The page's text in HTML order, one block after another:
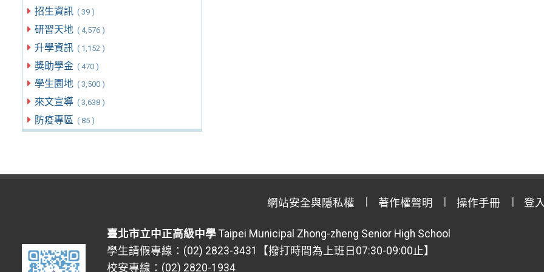
招生資訊 ( 39 )
研習天地 ( 4,576 )
升學資訊 ( 1,152 )
獎助學金 ( 470 )
學生園地 ( 3,500 )
來文宣導 ( 3,638 )
防疫專區 ( 85 )
網站安全與隱私權 著作權聲明 操作手冊 登
臺北市立中正高級中學 Taipei Municipal Zhong-zheng Senior High School
學生請假專線：(02) 2823-3431【撥打時間為上班日07:30-09:00止】
校安專線：(02) 2820-1934